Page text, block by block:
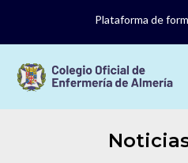
Plataforma de